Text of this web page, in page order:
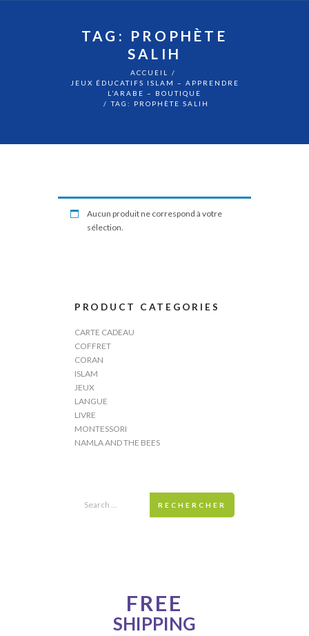
TAG: PROPHÈTE
SALIH
ACCUEIL
JEUX ÉDUCATIFS ISLAM – APPRENDRE
L’ARABE – BOUTIQUE
TAG: PROPHÈTE SALIH
Aucun produit ne correspond à votre
sélection.
PRODUCT CATEGORIES
CARTE CADEAU
COFFRET
CORAN
ISLAM
JEUX
LANGUE
LIVRE
MONTESSORI
NAMLA AND THE BEES
RECHERCHER
FREE
SHIPPING